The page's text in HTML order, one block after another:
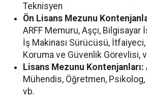
Teknisyen
Ön Lisans Mezunu
ARFF Memuru, Aşçı, Bilgisayar
İş Makinası Sürücüsü,
Koruma ve Güvenlik Görevlisi,
Lisans Mezunu Kontenjanları:
Mühendis, Öğretmen,
vb.